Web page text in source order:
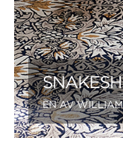
EN AV WILLIAM